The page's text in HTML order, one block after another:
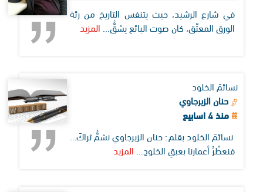
في شارع الرشيد، حيث يتنفس التاريخ من رئة
الورق المعتّق، كان صوت البائع يشقُّ... المزيد
نسائمَ الخلود
حنان الزيرجاوي
منذ 4 اسابيع
نسائمَ الخلود بقلم: حنان الزيرجاوي نشمُّ ثراكَ…
فنعطّرُ أعمارنا بعبقِ الخلودِ... المزيد